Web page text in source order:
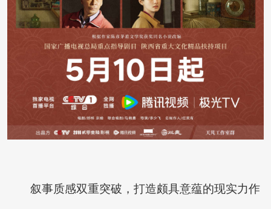
叙事质感双重突破，打造颇具意蕴的现实力作